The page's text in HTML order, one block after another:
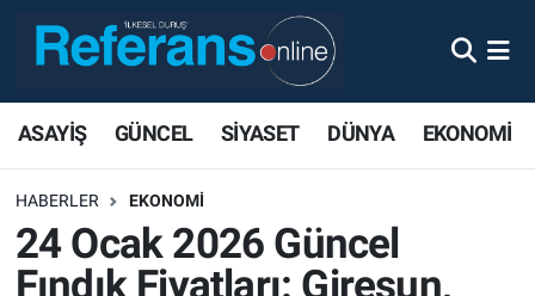
ASAYİŞ GÜNCEL SİYASET DÜNYA EKONOMİ
HABERLER EKONOMİ
24 Ocak 2026 Güncel
Fındık Fiyatları: Giresun,